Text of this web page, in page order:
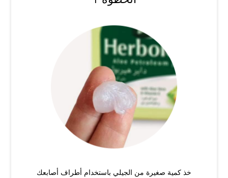
خذ كمية صغيرة من الجيلي باستخدام أطراف أصابعك